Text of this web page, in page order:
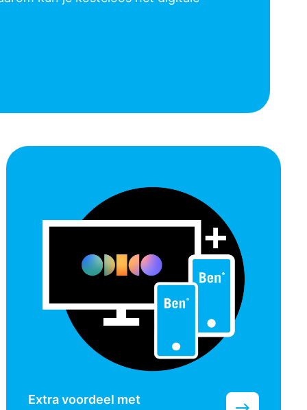
Extra voordeel met